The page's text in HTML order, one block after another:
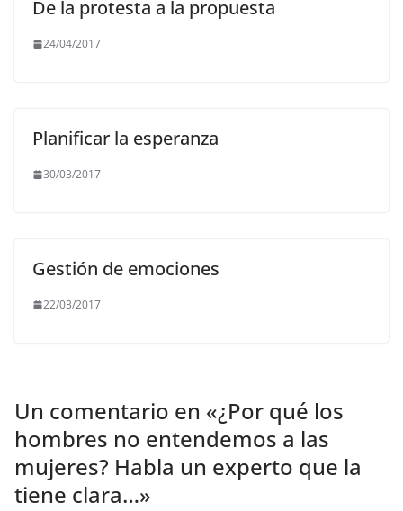
De la protesta a la propuesta
24/04/2017
Planificar la esperanza
30/03/2017
Gestión de emociones
22/03/2017
Un comentario en «¿Por qué los
hombres no entendemos a las
mujeres? Habla un experto que la
tiene clara…»